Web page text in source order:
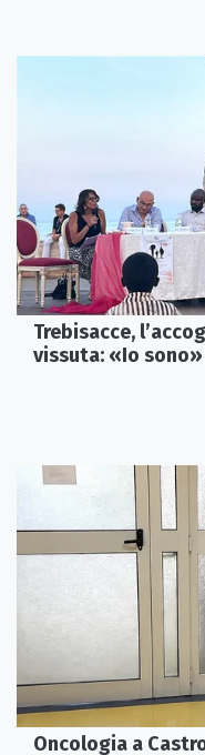
Trebisacce,
vissuta: «Io
Oncologia a